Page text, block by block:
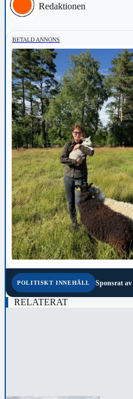
Redaktionen
BETALD ANNONS
POLITISKT INNEHÅLL Sponsrat av
RELATERAT